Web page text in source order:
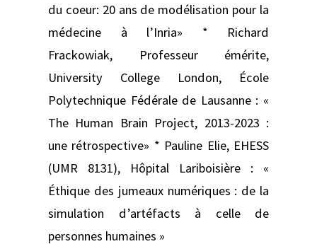
du coeur: 20 ans de modélisation pour la
médecine à l’Inria» * Richard
Frackowiak, Professeur émérite,
University College London, École
Polytechnique Fédérale de Lausanne : «
The Human Brain Project, 2013-2023 :
une rétrospective» * Pauline Elie, EHESS
(UMR 8131), Hôpital Lariboisière : «
Éthique des jumeaux numériques : de la
simulation d’artéfacts à celle de
personnes humaines »